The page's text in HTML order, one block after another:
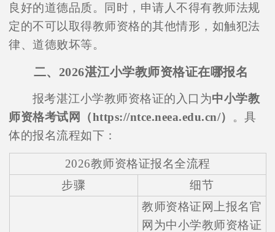
良好的道德品质。同时，申请人不得有教师法规
定的不可以取得教师资格的其他情形，如触犯法
律、道德败坏等。
二、2026湛江小学教师资格证在哪报名
报考湛江小学教师资格证的入口为中小学教
师资格考试网（https://ntce.neea.edu.cn/）
。具
体的报名流程如下：
2026教师资格证报名全流程
步骤
细节
教师资格证网上报名官
网为中小学教师资格证